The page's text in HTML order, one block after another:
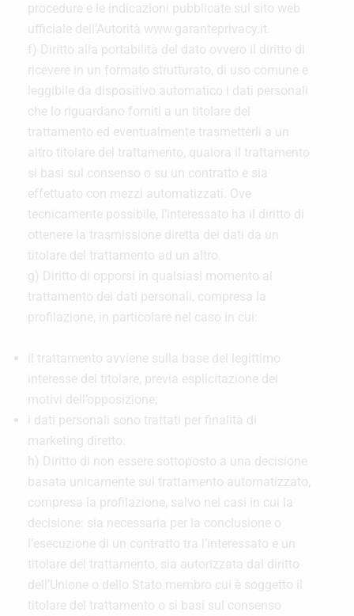
procedure e le indicazioni pubblicate sul sito web
ufficiale dell’Autorità www.garanteprivacy.it.
f) Diritto alla portabilità del dato ovvero il diritto di
ricevere in un formato strutturato, di uso comune e
leggibile da dispositivo automatico i dati personali
che lo riguardano forniti a un titolare del
trattamento ed eventualmente trasmetterli a un
altro titolare del trattamento, qualora il trattamento
si basi sul consenso o su un contratto e sia
effettuato con mezzi automatizzati. Ove
tecnicamente possibile, l’interessato ha il diritto di
ottenere la trasmissione diretta dei dati da un
titolare del trattamento ad un altro.
g) Diritto di opporsi in qualsiasi momento al
trattamento dei dati personali, compresa la
profilazione, in particolare nel caso in cui:
il trattamento avviene sulla base del legittimo
interesse del titolare, previa esplicitazione dei
motivi dell’opposizione;
i dati personali sono trattati per finalità di
marketing diretto.
h) Diritto di non essere sottoposto a una decisione
basata unicamente sul trattamento automatizzato,
compresa la profilazione, salvo nei casi in cui la
decisione: sia necessaria per la conclusione o
l’esecuzione di un contratto tra l’interessato e un
titolare del trattamento, sia autorizzata dal diritto
dell’Unione o dello Stato membro cui è soggetto il
titolare del trattamento o si basi sul consenso